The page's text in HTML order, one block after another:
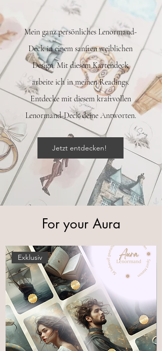
Mein ganz persönliches Lenormand-
Deck in einem sanften weiblichen
Design. Mit diesem Kartendeck
arbeite ich in meinen Readings.
Entdecke mit diesem kraftvollen
Lenormand-Deck deine Antworten.
Jetzt entdecken!
For your Aura
Exklusiv